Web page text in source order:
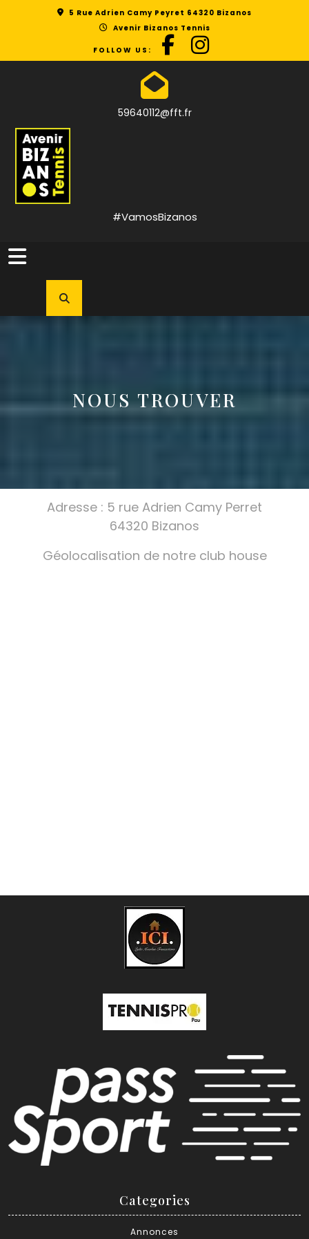
5 Rue Adrien Camy Peyret 64320 Bizanos
Avenir Bizanos Tennis
FOLLOW US:
59640112@fft.fr
#VamosBizanos
Open
Button
NOUS TROUVER
Adresse : 5 rue Adrien Camy Perret
64320 Bizanos
Géolocalisation de notre club house
Categories
Annonces